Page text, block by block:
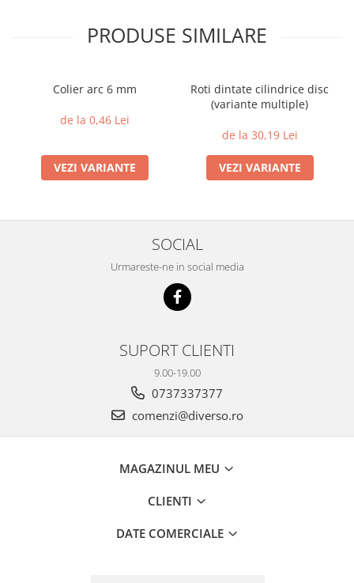
PRODUSE SIMILARE
Colier arc 6 mm
de la 0,46 Lei
VEZI VARIANTE
Roti dintate cilindrice disc
(variante multiple)
de la 30,19 Lei
VEZI VARIANTE
SOCIAL
Urmareste-ne in social media
SUPORT CLIENTI
9.00-19.00
0737337377
comenzi@diverso.ro
MAGAZINUL MEU
CLIENTI
DATE COMERCIALE